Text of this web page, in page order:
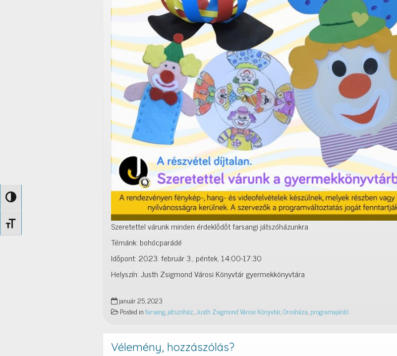
Nagy kontraszt váltása
Betűméret váltása
Szeretettel várunk minden érdeklődőt farsangi játszóházunkra
Témánk: bohócparádé
Időpont: 2023. február 3., péntek, 14:00-17:30
Helyszín: Justh Zsigmond Városi Könyvtár gyermekkönyvtára
január 25, 2023
Posted infarsang,játszóház,Justh Zsigmond Városi Könyvtár,Orosháza,programajánló
Vélemény, hozzászólás?